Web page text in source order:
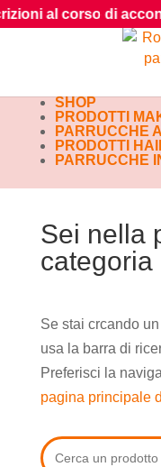
SHOP
PRODOTTI
PARRUCCHE
PRODOTTI
PARRUCCHE
Sei nella
categoria
Se stai crcando
usa la barra di
Preferisci la
pagina principale
al corso di